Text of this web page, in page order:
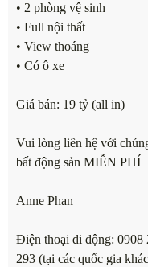
• 2 phòng vệ sinh
• Full nội thất
• View thoáng
• Có ô xe
Giá bán: 19 tỷ (all in)
Vui lòng liên hệ với
bất động sản MIỄN PHÍ
Anne Phan
Điện thoại di động: 0908
293 (tại các quốc gia